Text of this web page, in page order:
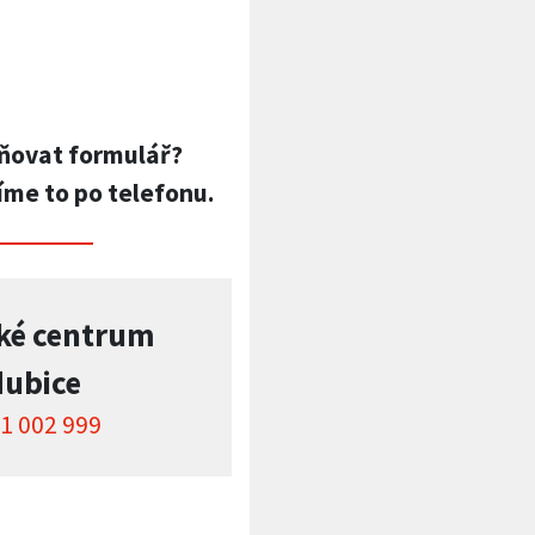
formulář?
to po telefonu.
centrum
002 999